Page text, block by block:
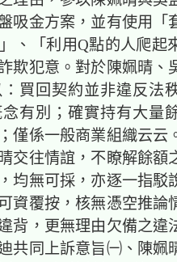
吸金方案，並有使用「
、「利用Q點的人爬起
欺犯意。對於陳姵晴、
買回契約並非違反法
有別；確實持有大量
僅係一般商業組織云云
交往情誼，不瞭解餘額
均無可採，亦逐一指駁
資覆按，核無憑空推論
背，更無理由欠備之違
共同上訴意旨㈠、陳姵